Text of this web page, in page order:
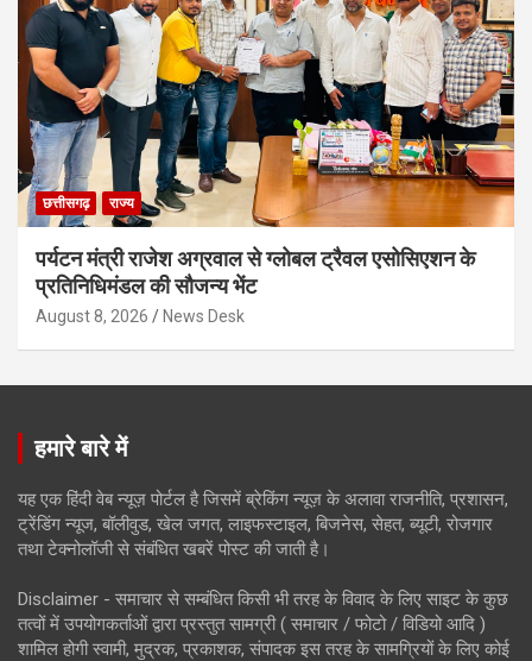
छत्तीसगढ़ राज्य
पर्यटन मंत्री राजेश अग्रवाल से ग्लोबल ट्रैवल एसोसिएशन के
प्रतिनिधिमंडल की सौजन्य भेंट
August 8, 2026 News Desk
हमारे बारे में
यह एक हिंदी वेब न्यूज़ पोर्टल है जिसमें ब्रेकिंग न्यूज़ के अलावा राजनीति, प्रशासन,
ट्रेंडिंग न्यूज, बॉलीवुड, खेल जगत, लाइफस्टाइल, बिजनेस, सेहत, ब्यूटी, रोजगार
तथा टेक्नोलॉजी से संबंधित खबरें पोस्ट की जाती है।
Disclaimer - समाचार से सम्बंधित किसी भी तरह के विवाद के लिए साइट के कुछ
तत्वों में उपयोगकर्ताओं द्वारा प्रस्तुत सामग्री ( समाचार / फोटो / विडियो आदि )
शामिल होगी स्वामी, मुद्रक, प्रकाशक, संपादक इस तरह के सामग्रियों के लिए कोई